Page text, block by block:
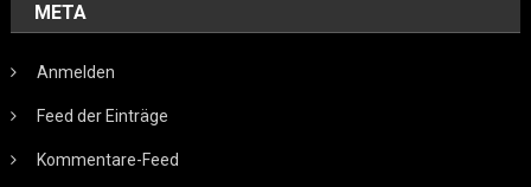
META
Anmelden
Feed der Einträge
Kommentare-Feed